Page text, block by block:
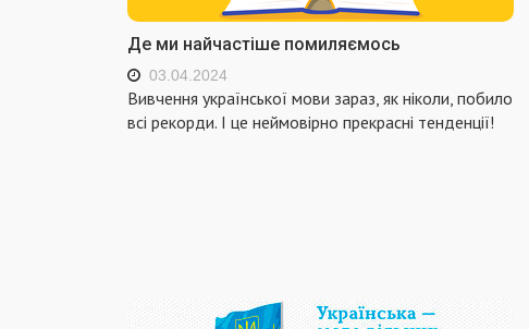
Де ми найчастіше помиляємось
03.04.2024
Вивчення української мови зараз, як ніколи, побило
всі рекорди. І це неймовірно прекрасні тенденції!